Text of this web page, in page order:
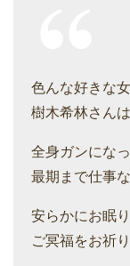
色んな好きな
樹木希林さん
全身ガンにな
最期まで仕事
安らかにお眠
ご冥福をお祈